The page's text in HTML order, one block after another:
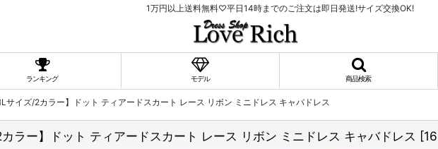
1万円以上送料無料♡平日14時までのご注文は即日発送!サイズ交換OK!
ランキング モデル 商品検索
サイズ/2カラー】ドット ティアードスカート レース リボン ミニドレス キャバドレス
ラー】ドット ティアードスカート レース リボン ミニドレス キャバドレス [